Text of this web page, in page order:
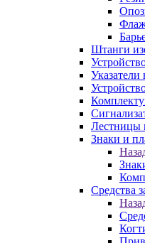
Штанги
Лестницы
Знаки и
Средства